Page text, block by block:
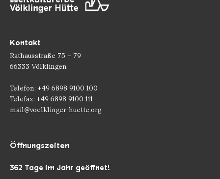
Kontakt
Rathausstraße 75 – 79
66333 Völklingen
Telefon: +49 6898 9100 100
Telefax: +49 6898 9100 111
mail@voelklinger-huette.org
Öffnungszeiten
362 Tage im Jahr geöffnet!